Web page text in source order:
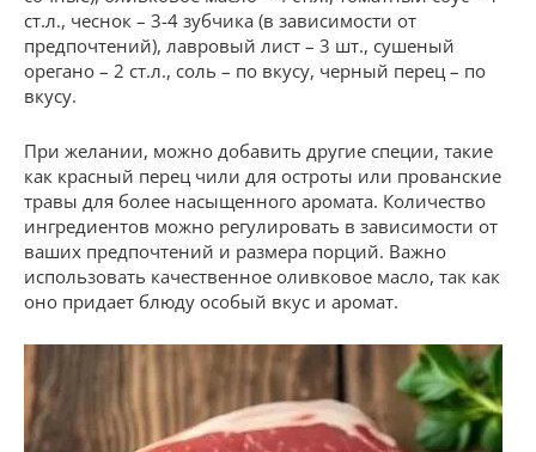
ст.л., чеснок – 3-4 зубчика (в зависимости от
предпочтений), лавровый лист – 3 шт., сушеный
орегано – 2 ст.л., соль – по вкусу, черный перец – по
вкусу.
При желании, можно добавить другие специи, такие
как красный перец чили для остроты или прованские
травы для более насыщенного аромата. Количество
ингредиентов можно регулировать в зависимости от
ваших предпочтений и размера порций. Важно
использовать качественное оливковое масло, так как
оно придает блюду особый вкус и аромат.